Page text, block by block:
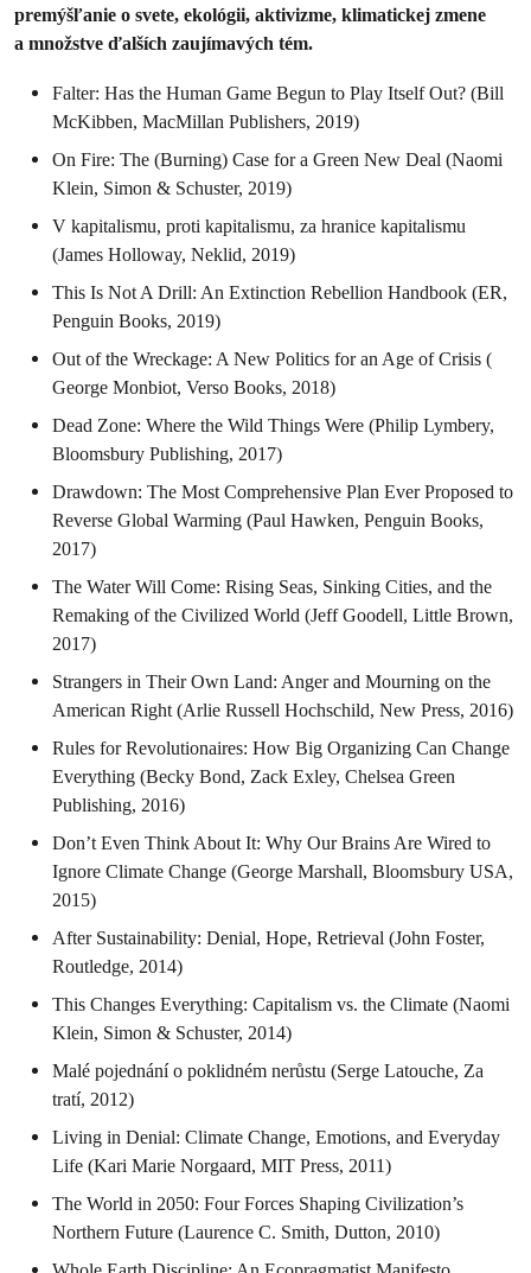
premýšľanie o svete, ekológii, aktivizme, klimatickej zmene
a množstve ďalších zaujímavých tém.
Falter: Has the Human Game Begun to Play Itself Out? (Bill
McKibben, MacMillan Publishers, 2019)
On Fire: The (Burning) Case for a Green New Deal (Naomi
Klein, Simon & Schuster, 2019)
V kapitalismu, proti kapitalismu, za hranice kapitalismu
(James Holloway, Neklid, 2019)
This Is Not A Drill: An Extinction Rebellion Handbook (ER,
Penguin Books, 2019)
Out of the Wreckage: A New Politics for an Age of Crisis (
George Monbiot, Verso Books, 2018)
Dead Zone: Where the Wild Things Were (Philip Lymbery,
Bloomsbury Publishing, 2017)
Drawdown: The Most Comprehensive Plan Ever Proposed to
Reverse Global Warming (Paul Hawken, Penguin Books,
2017)
The Water Will Come: Rising Seas, Sinking Cities, and the
Remaking of the Civilized World (Jeff Goodell, Little Brown,
2017)
Strangers in Their Own Land: Anger and Mourning on the
American Right (Arlie Russell Hochschild, New Press, 2016)
Rules for Revolutionaires: How Big Organizing Can Change
Everything (Becky Bond, Zack Exley, Chelsea Green
Publishing, 2016)
Don’t Even Think About It: Why Our Brains Are Wired to
Ignore Climate Change (George Marshall, Bloomsbury USA,
2015)
After Sustainability: Denial, Hope, Retrieval (John Foster,
Routledge, 2014)
This Changes Everything: Capitalism vs. the Climate (Naomi
Klein, Simon & Schuster, 2014)
Malé pojednání o poklidném nerůstu (Serge Latouche, Za
tratí, 2012)
Living in Denial: Climate Change, Emotions, and Everyday
Life (Kari Marie Norgaard, MIT Press, 2011)
The World in 2050: Four Forces Shaping Civilization’s
Northern Future (Laurence C. Smith, Dutton, 2010)